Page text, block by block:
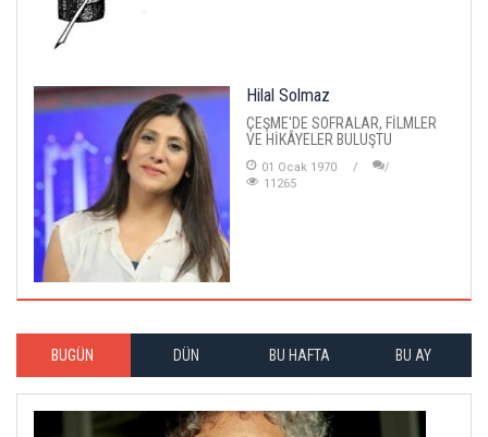
Hilal Solmaz
ÇEŞME'DE SOFRALAR, FİLMLER
VE HİKÂYELER BULUŞTU
01 Ocak 1970
11265
BUGÜN DÜN BU HAFTA BU AY